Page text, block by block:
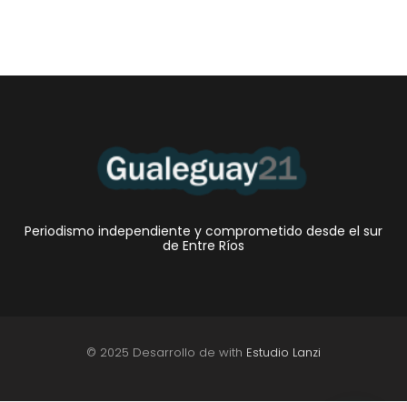
Periodismo independiente y comprometido desde el sur
de Entre Ríos
© 2025 Desarrollo de with Estudio Lanzi